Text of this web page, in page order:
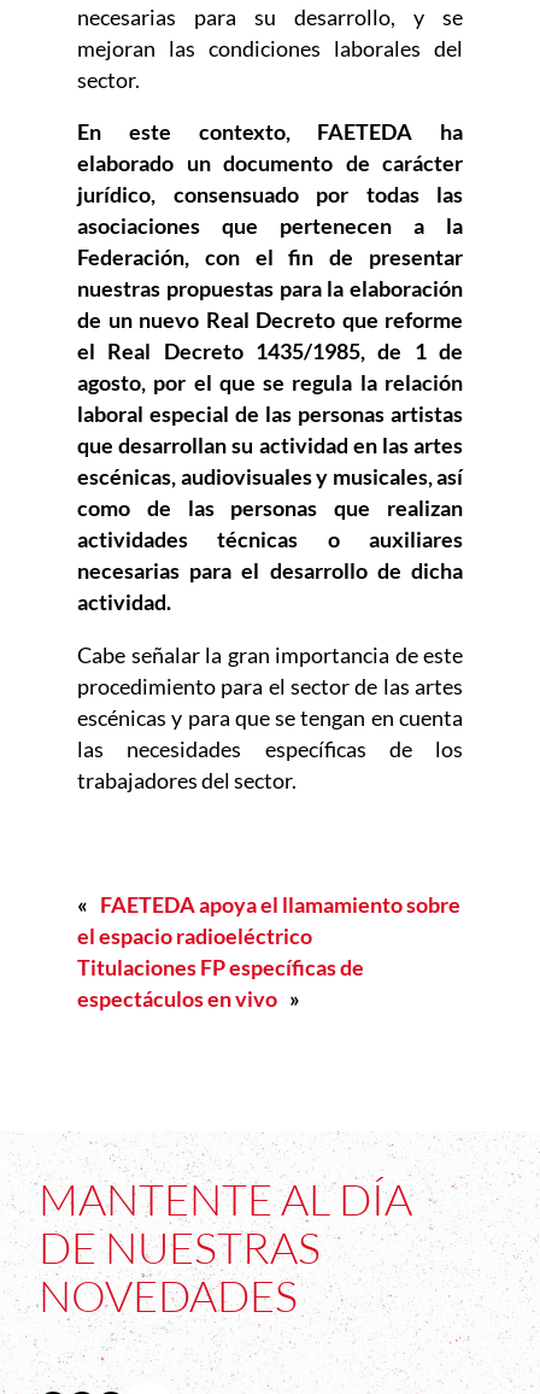
necesarias para su desarrollo, y se
mejoran las condiciones laborales del
sector.
En este contexto, FAETEDA ha
elaborado un documento de carácter
jurídico, consensuado por todas las
asociaciones que pertenecen a la
Federación, con el fin de presentar
nuestras propuestas para la elaboración
de un nuevo Real Decreto que reforme
el Real Decreto 1435/1985, de 1 de
agosto, por el que se regula la relación
laboral especial de las personas artistas
que desarrollan su actividad en las artes
escénicas, audiovisuales y musicales, así
como de las personas que realizan
actividades técnicas o auxiliares
necesarias para el desarrollo de dicha
actividad.
Cabe señalar la gran importancia de este
procedimiento para el sector de las artes
escénicas y para que se tengan en cuenta
las necesidades específicas de los
trabajadores del sector.
« FAETEDA apoya el llamamiento sobre
el espacio radioeléctrico
Titulaciones FP específicas de
espectáculos en vivo »
MANTENTE AL DÍA
DE NUESTRAS
NOVEDADES